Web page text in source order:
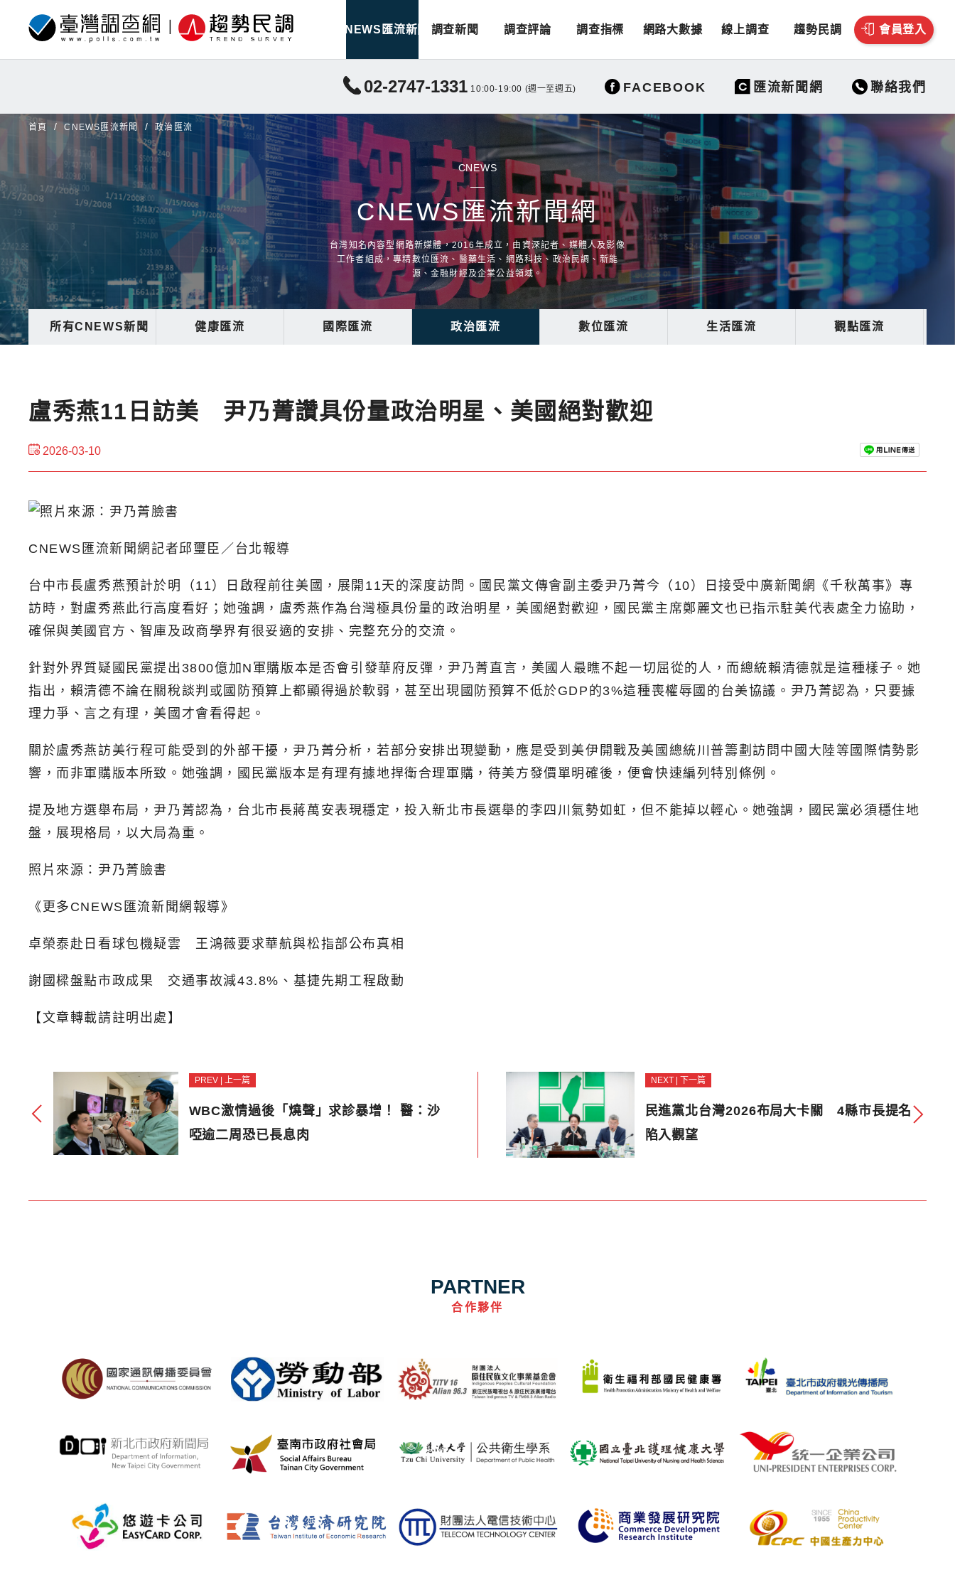
CNEWS匯流新聞 調查新聞 調查評論 調查指標 網路大數據 線上調查 趨勢民調 會員登入
02-2747-1331 10:00-19:00 (週一至週五) FACEBOOK 匯流新聞網 聯絡我們
首頁 CNEWS匯流新聞 政治匯流
CNEWS
CNEWS匯流新聞網
台灣知名內容型網路新媒體，2016年成立，由資深記者、媒體人及影像
工作者組成，專精數位匯流、醫藥生活、網路科技、政治民調、新能
源、金融財經及企業公益領域。
所有CNEWS新聞 健康匯流 國際匯流 政治匯流 數位匯流 生活匯流 觀點匯流
盧秀燕11日訪美 尹乃菁讚具份量政治明星、美國絕對歡迎
2026-03-10
CNEWS匯流新聞網記者邱璽臣／台北報導
台中市長盧秀燕預計於明（11）日啟程前往美國，展開11天的深度訪問。國民黨文傳會副主委尹乃菁今（10）日接受中廣新聞網《千秋萬事》專
訪時，對盧秀燕此行高度看好；她強調，盧秀燕作為台灣極具份量的政治明星，美國絕對歡迎，國民黨主席鄭麗文也已指示駐美代表處全力協助，
確保與美國官方、智庫及政商學界有很妥適的安排、完整充分的交流。
針對外界質疑國民黨提出3800億加N軍購版本是否會引發華府反彈，尹乃菁直言，美國人最瞧不起一切屈從的人，而總統賴清德就是這種樣子。她
指出，賴清德不論在關稅談判或國防預算上都顯得過於軟弱，甚至出現國防預算不低於GDP的3%這種喪權辱國的台美協議。尹乃菁認為，只要據
理力爭、言之有理，美國才會看得起。
關於盧秀燕訪美行程可能受到的外部干擾，尹乃菁分析，若部分安排出現變動，應是受到美伊開戰及美國總統川普籌劃訪問中國大陸等國際情勢影
響，而非軍購版本所致。她強調，國民黨版本是有理有據地捍衛合理軍購，待美方發價單明確後，便會快速編列特別條例。
提及地方選舉布局，尹乃菁認為，台北市長蔣萬安表現穩定，投入新北市長選舉的李四川氣勢如虹，但不能掉以輕心。她強調，國民黨必須穩住地
盤，展現格局，以大局為重。
照片來源：尹乃菁臉書
《更多CNEWS匯流新聞網報導》
卓榮泰赴日看球包機疑雲 王鴻薇要求華航與松指部公布真相
謝國樑盤點市政成果 交通事故減43.8%、基捷先期工程啟動
【文章轉載請註明出處】
PREV | 上一篇
WBC激情過後「燒聲」求診暴增！ 醫：沙
啞逾二周恐已長息肉
NEXT | 下一篇
民進黨北台灣2026布局大卡關 4縣市長提名
陷入觀望
PARTNER
合作夥伴